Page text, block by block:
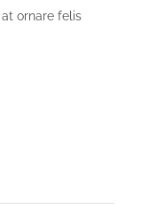
ornare felis